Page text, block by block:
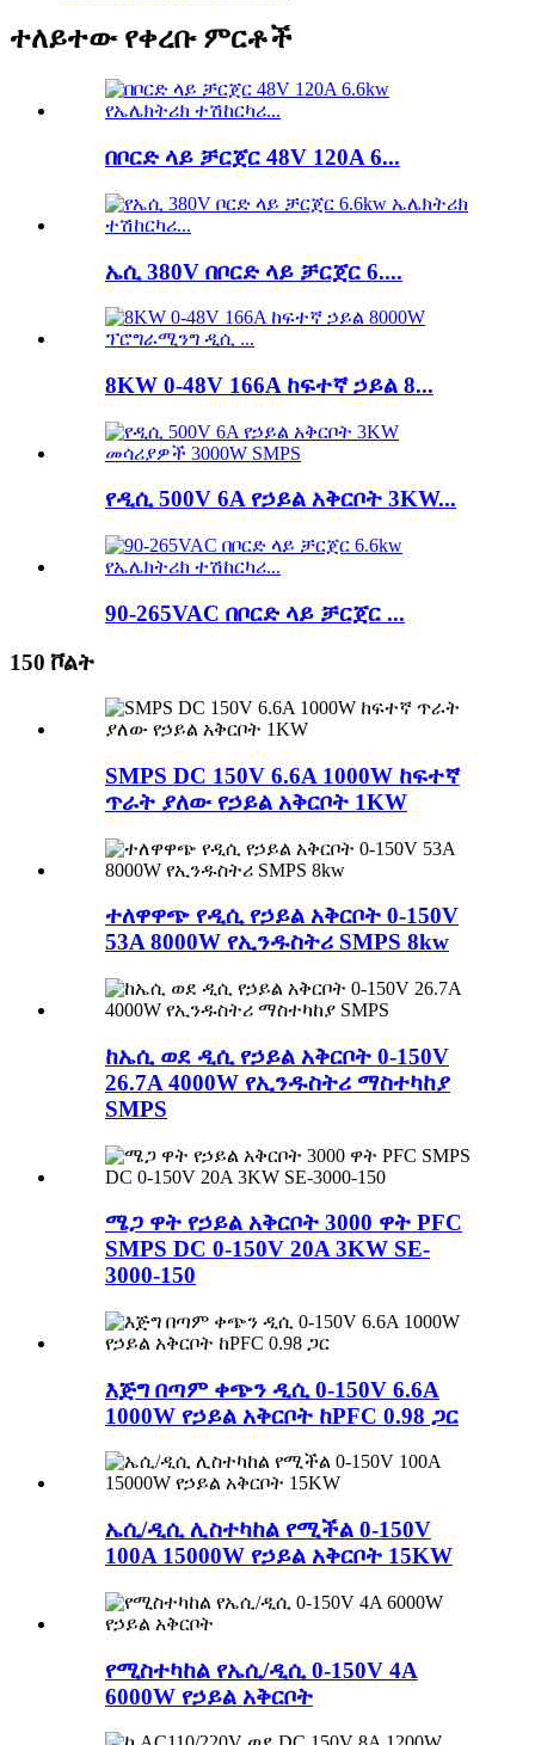
ተለይተው የቀረቡ ምርቶች
በቦርድ ላይ ቻርጀር 48V 120A 6...
ኤሲ 380V በቦርድ ላይ ቻርጀር 6....
8KW 0-48V 166A ከፍተኛ ኃይል 8...
የዲሲ 500V 6A የኃይል አቅርቦት 3KW...
90-265VAC በቦርድ ላይ ቻርጀር ...
150 ቮልት
SMPS DC 150V 6.6A 1000W ከፍተኛ
ጥራት ያለው የኃይል አቅርቦት 1KW
ተለዋዋጭ የዲሲ የኃይል አቅርቦት 0-150V
53A 8000W የኢንዱስትሪ SMPS 8kw
ከኤሲ ወደ ዲሲ የኃይል አቅርቦት 0-150V
26.7A 4000W የኢንዱስትሪ ማስተካከያ
SMPS
ሜጋ ዋት የኃይል አቅርቦት 3000 ዋት PFC
SMPS DC 0-150V 20A 3KW SE-
3000-150
እጅግ በጣም ቀጭን ዲሲ 0-150V 6.6A
1000W የኃይል አቅርቦት ከPFC 0.98 ጋር
ኤሲ/ዲሲ ሊስተካከል የሚችል 0-150V
100A 15000W የኃይል አቅርቦት 15KW
የሚስተካከል የኤሲ/ዲሲ 0-150V 4A
6000W የኃይል አቅርቦት